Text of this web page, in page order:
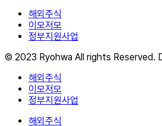
해외주식
이모저모
정부지원사업
© 2023 Ryohwa All rights Reserved.
해외주식
이모저모
정부지원사업
해외주식